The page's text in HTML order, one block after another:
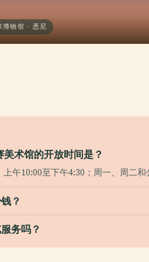
博物馆 · 悉尼
美术馆的开放时间是？
午10:00至下午4:30；周一、周二和
？
务吗？